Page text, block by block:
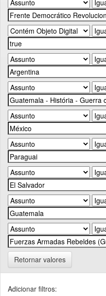
Retornar valores
Adicionar filtros: